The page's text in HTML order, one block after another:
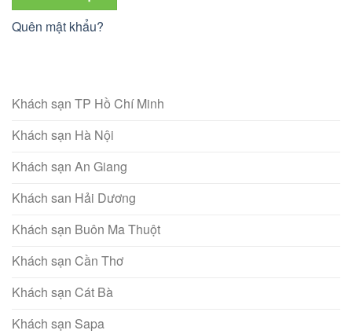
Quên mật khẩu?
Khách sạn TP Hồ Chí Minh
Khách sạn Hà Nội
Khách sạn An Giang
Khách san Hải Dương
Khách sạn Buôn Ma Thuột
Khách sạn Cần Thơ
Khách sạn Cát Bà
Khách sạn Sapa